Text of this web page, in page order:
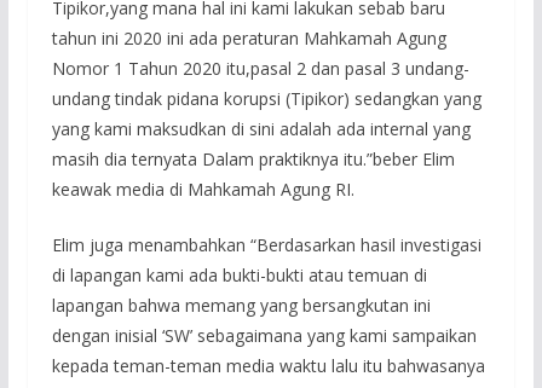
Tipikor,yang mana hal ini kami lakukan sebab baru
tahun ini 2020 ini ada peraturan Mahkamah Agung
Nomor 1 Tahun 2020 itu,pasal 2 dan pasal 3 undang-
undang tindak pidana korupsi (Tipikor) sedangkan yang
yang kami maksudkan di sini adalah ada internal yang
masih dia ternyata Dalam praktiknya itu.”beber Elim
keawak media di Mahkamah Agung RI.
Elim juga menambahkan “Berdasarkan hasil investigasi
di lapangan kami ada bukti-bukti atau temuan di
lapangan bahwa memang yang bersangkutan ini
dengan inisial ‘SW’ sebagaimana yang kami sampaikan
kepada teman-teman media waktu lalu itu bahwasanya